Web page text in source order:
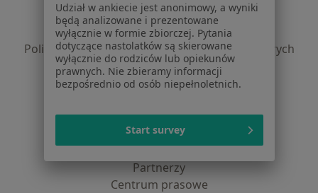
Polityka prywatności pacjentów
Polityka prywatności profesjonalistów
Polityka prywatności dla profesjonalistów, których
dane pozyskaliśmy samodzielnie
Polityka cookies
Dostępność
O nas
Praca
Partnerzy
Centrum prasowe
Udział w ankiecie jest anonimowy, a wyniki
będą analizowane i prezentowane
wyłącznie w formie zbiorczej. Pytania
dotyczące nastolatków są skierowane
wyłącznie do rodziców lub opiekunów
prawnych. Nie zbieramy informacji
bezpośrednio od osób niepełnoletnich.
Start survey